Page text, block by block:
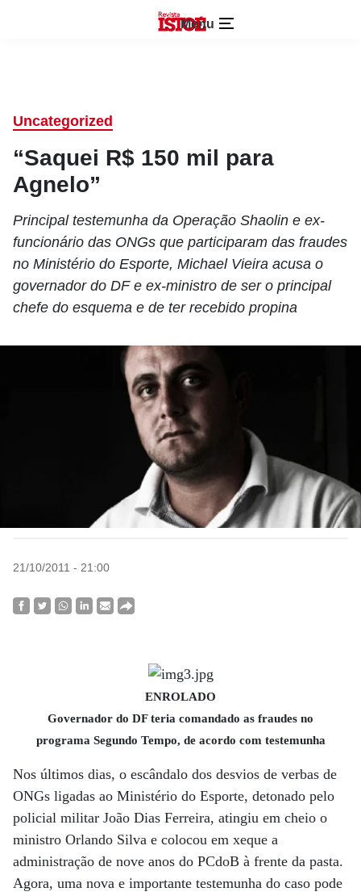
Menu
Uncategorized
“Saquei R$ 150 mil para
Agnelo”
Principal testemunha da Operação Shaolin e ex-
funcionário das ONGs que participaram das fraudes
no Ministério do Esporte, Michael Vieira acusa o
governador do DF e ex-ministro de ser o principal
chefe do esquema e de ter recebido propina
21/10/2011 - 21:00
ENROLADO
Governador do DF teria comandado as fraudes no
programa Segundo Tempo, de acordo com testemunha
Nos últimos dias, o escândalo dos desvios de verbas de
ONGs ligadas ao Ministério do Esporte, detonado pelo
policial militar João Dias Ferreira, atingiu em cheio o
ministro Orlando Silva e colocou em xeque a
administração de nove anos do PCdoB à frente da pasta.
Agora, uma nova e importante testemunha do caso pode